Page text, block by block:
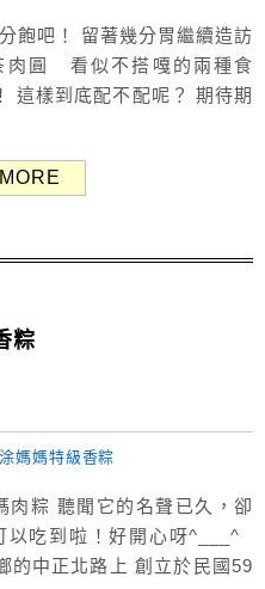
飽吧！ 留著幾分胃繼續造訪
肉圓 看似不搭嘎的兩種食
這樣到底配不配呢？ 期待期
也是不錯吃低！ 店內就是
粽
粽 聽聞它的名聲已久，卻
以吃到啦！好開心呀^___^
的中正北路上 創立於民國59